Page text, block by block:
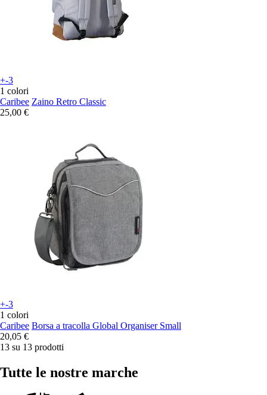
+-3
1 colori
Caribee Zaino Retro Classic
25,00 €
+-3
1 colori
Caribee Borsa a tracolla Global Organiser Small
20,05 €
13 su 13 prodotti
Tutte le nostre marche